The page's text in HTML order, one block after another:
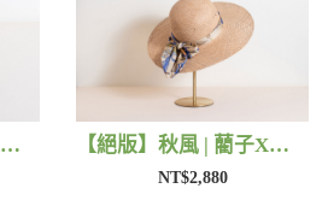
【絕版】每天 | 藺子X好煩小姐 【絕版】秋風 | 藺子X好煩小姐
NT$2,880